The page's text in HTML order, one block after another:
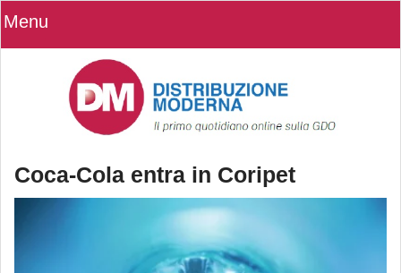
Menu
Coca-Cola entra in Coripet